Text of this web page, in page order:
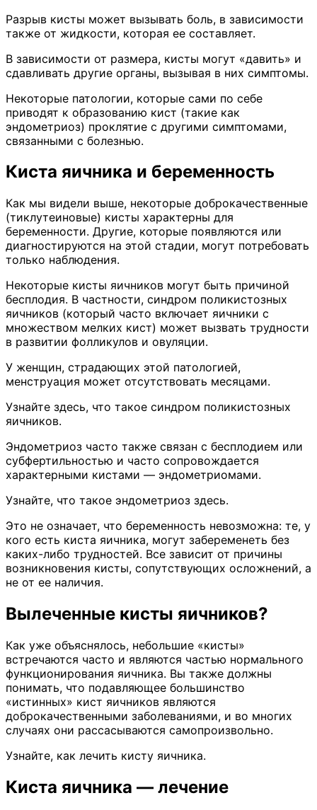
Разрыв кисты может вызывать боль, в зависимости
также от жидкости, которая ее составляет.
В зависимости от размера, кисты могут «давить» и
сдавливать другие органы, вызывая в них симптомы.
Некоторые патологии, которые сами по себе
приводят к образованию кист (такие как
эндометриоз) проклятие с другими симптомами,
связанными с болезнью.
Киста яичника и беременность
Как мы видели выше, некоторые доброкачественные
(тиклутеиновые) кисты характерны для
беременности. Другие, которые появляются или
диагностируются на этой стадии, могут потребовать
только наблюдения.
Некоторые кисты яичников могут быть причиной
бесплодия. В частности, синдром поликистозных
яичников (который часто включает яичники с
множеством мелких кист) может вызвать трудности
в развитии фолликулов и овуляции.
У женщин, страдающих этой патологией,
менструация может отсутствовать месяцами.
Узнайте здесь, что такое синдром поликистозных
яичников.
Эндометриоз часто также связан с бесплодием или
субфертильностью и часто сопровождается
характерными кистами — эндометриомами.
Узнайте, что такое эндометриоз здесь.
Это не означает, что беременность невозможна: те, у
кого есть киста яичника, могут забеременеть без
каких-либо трудностей. Все зависит от причины
возникновения кисты, сопутствующих осложнений, а
не от ее наличия.
Вылеченные кисты яичников?
Как уже объяснялось, небольшие «кисты»
встречаются часто и являются частью нормального
функционирования яичника. Вы также должны
понимать, что подавляющее большинство
«истинных» кист яичников являются
доброкачественными заболеваниями, и во многих
случаях они рассасываются самопроизвольно.
Узнайте, как лечить кисту яичника.
Киста яичника — лечение